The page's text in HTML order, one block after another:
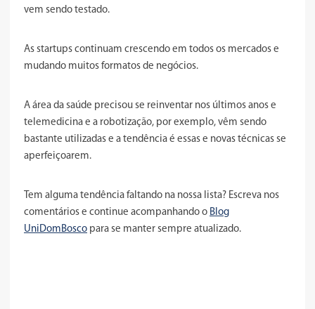
vem sendo testado.
As startups continuam crescendo em todos os mercados e
mudando muitos formatos de negócios.
A área da saúde precisou se reinventar nos últimos anos e
telemedicina e a robotização, por exemplo, vêm sendo
bastante utilizadas e a tendência é essas e novas técnicas se
aperfeiçoarem.
Tem alguma tendência faltando na nossa lista? Escreva nos
comentários e continue acompanhando o Blog
UniDomBosco para se manter sempre atualizado.